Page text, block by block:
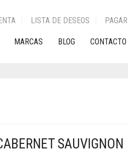
LISTA DE DESEOS PAGAR
MARCAS BLOG CONTACTO
SAUVIGNON